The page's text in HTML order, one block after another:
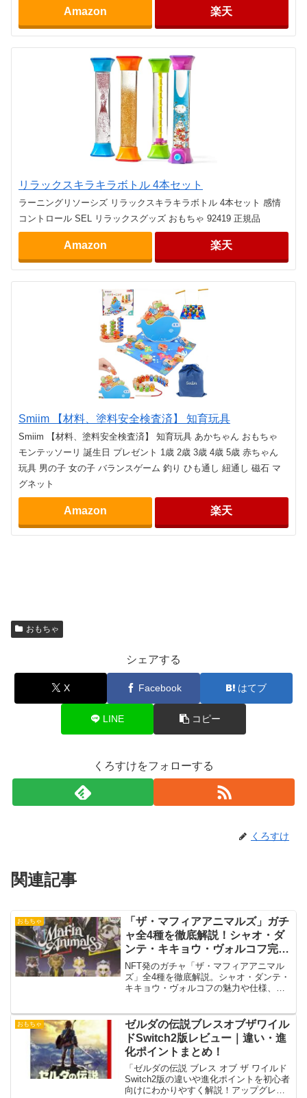
Amazon 楽天
リラックスキラキラボトル 4本セット
ラーニングリソーシズ リラックスキラキラボトル 4本セット 感情
コントロール SEL リラックスグッズ おもちゃ 92419 正規品
Amazon 楽天
Smiim 【材料、塗料安全検査済】 知育玩具
Smiim 【材料、塗料安全検査済】 知育玩具 あかちゃん おもちゃ
モンテッソーリ 誕生日 プレゼント 1歳 2歳 3歳 4歳 5歳 赤ちゃん
玩具 男の子 女の子 バランスゲーム 釣り ひも通し 紐通し 磁石 マ
グネット
Amazon 楽天
おもちゃ
シェアする
X Facebook はてブ
LINE コピー
くろすけをフォローする
くろすけ
関連記事
おもちゃ
「ザ・マフィアアニマルズ」ガチ
ャ全4種を徹底解説！シャオ・ダ
ンテ・キキョウ・ヴォルコフ完全
ガイド
NFT発のガチャ「ザ・マフィアアニマル
ズ」全4種を徹底解説。シャオ・ダンテ・
キキョウ・ヴォルコフの魅力や仕様、購
おもちゃ
ゼルダの伝説ブレスオブザワイル
ドSwitch2版レビュー｜違い・進
化ポイントまとめ！
「ゼルダの伝説 ブレス オブ ザ ワイルド
Switch2版の違いや進化ポイントを初心者
向けにわかりやすく解説！アップグレー